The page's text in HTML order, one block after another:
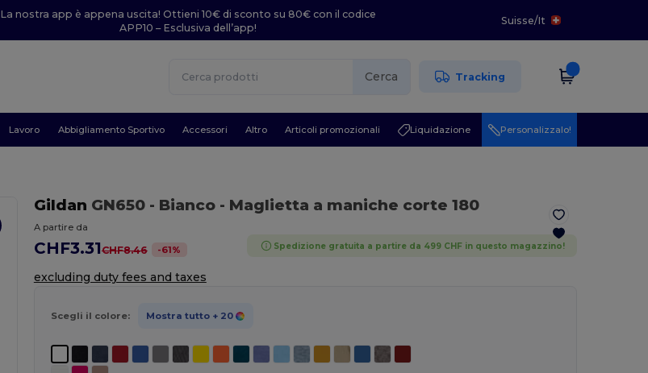
La nostra app è appena uscita! Ottieni 10€ di sconto su 80€ con il codice
APP10 – Esclusiva dell’app!
Suisse/It
Cerca Tracking
Lavoro Abbigliamento Sportivo Accessori Altro Articoli promozionali Liquidazione Personalizzalo!
Gildan GN650 - Bianco- Maglietta a maniche corte 180
A partire da
CHF3.31CHF8.46 -61% Spedizione gratuita a partire da 499 CHF in questo magazzino!
excluding duty fees and taxes
Scegli il colore: Mostra tutto + 20